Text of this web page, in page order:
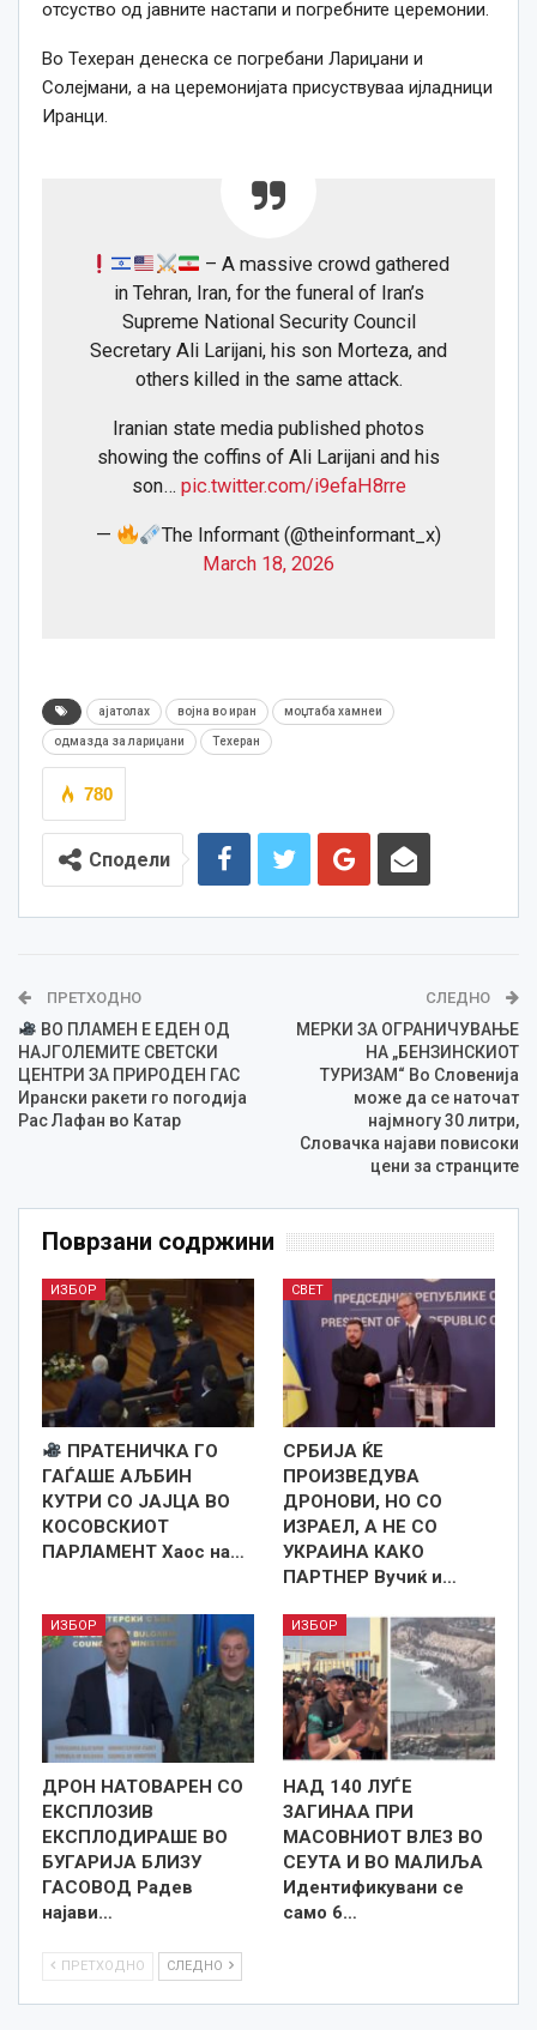
отсуство од јавните настапи и погребните церемонии.
Во Техеран денеска се погребани Лариџани и
Солејмани, а на церемонијата присуствуваа ијладници
Иранци.
– A massive crowd gathered
in Tehran, Iran, for the funeral of Iran’s
Supreme National Security Council
Secretary Ali Larijani, his son Morteza, and
others killed in the same attack.
Iranian state media published photos
showing the coffins of Ali Larijani and his
son… pic.twitter.com/i9efaH8rre
—
The Informant (@theinformant_x)
March 18, 2026
ајатолах војна во иран моџтаба хамнеи
одмазда за лариџани Техеран
780
Сподели
ПРЕТХОДНО
ВО ПЛАМЕН Е ЕДЕН ОД
НАЈГОЛЕМИТЕ СВЕТСКИ
ЦЕНТРИ ЗА ПРИРОДЕН ГАС
Ирански ракети го погодија
Рас Лафан во Катар
СЛЕДНО
МЕРКИ ЗА ОГРАНИЧУВАЊЕ
НА „БЕНЗИНСКИОТ
ТУРИЗАМ“ Во Словенија
може да се наточат
најмногу 30 литри,
Словачка најави повисоки
цени за странците
Поврзани содржини
ИЗБОР
ПРАТЕНИЧКА ГО
ГАЃАШЕ АЉБИН
КУТРИ СО ЈАЈЦА ВО
КОСОВСКИОТ
ПАРЛАМЕНТ Хаос на…
СВЕТ
СРБИЈА ЌЕ
ПРОИЗВЕДУВА
ДРОНОВИ, НО СО
ИЗРАЕЛ, А НЕ СО
УКРАИНА КАКО
ПАРТНЕР Вучиќ и…
ИЗБОР
ДРОН НАТОВАРЕН СО
ЕКСПЛОЗИВ
ЕКСПЛОДИРАШЕ ВО
БУГАРИЈА БЛИЗУ
ГАСОВОД Радев
најави…
ИЗБОР
НАД 140 ЛУЃЕ
ЗАГИНАА ПРИ
МАСОВНИОТ ВЛЕЗ ВО
СЕУТА И ВО МАЛИЉА
Идентификувани се
само 6…
ПРЕТХОДНО СЛЕДНО